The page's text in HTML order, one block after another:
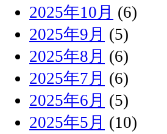
2025年10月 (6)
2025年9月 (5)
2025年8月 (6)
2025年7月 (6)
2025年6月 (5)
2025年5月 (10)